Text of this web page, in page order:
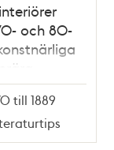
och 80-
/ Lotten
till 1889